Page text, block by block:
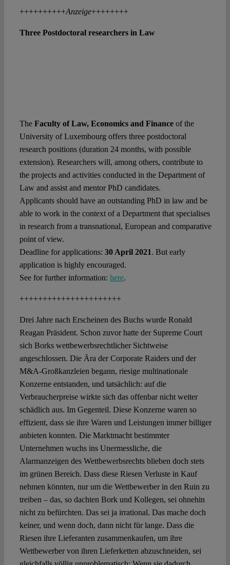
++++++++++Anzeige++++++++
Three Postdoctoral researchers in Law
The Faculty of Law, Economics and Finance of the
University of Luxembourg offers three postdoctoral
research positions (duration 24 months, with possible
extension). Researchers will, among others, contribute to
the projects and activities conducted in the Department of
Law and assist and mentor PhD candidates.
Applicants should have an outstanding PhD in law and be
able to work in the context of a Department that specialises
in research from a transnational, European and comparative
point of view.
Deadline for applications: 30 April 2021. But early
application is highly encouraged.
See for further information: here.
++++++++++++++++++++++
Drei Jahre nach Erscheinen des Buchs wurde Ronald
Reagan Präsident. Schon zuvor hatte der Supreme Court
sich Borks wettbewerbsrechtlicher Sichtweise
angeschlossen. Die Ära der Corporate Raiders und der
M&A-Großkanzleien begann, riesige multinationale
Konzerne entstanden, und tatsächlich: auf die
Verbraucherpreise wirkte sich das offenbar nicht weiter
schädlich aus. Im Gegenteil. Diese Konzerne waren so
effizient, dass sie ihre Waren und Leistungen immer billiger
anbieten konnten. Die Marktmacht bestimmter
Unternehmen wuchs ins Unermessliche, die
Alarmanzeigen des Wettbewerbsrechts blieben doch stets
im grünen Bereich. Dass diese Riesen Verluste in Kauf
nehmen könnten, nur um die Wettbewerber in den Ruin zu
treiben – das, so dachten Bork und Kollegen, sei ohnehin
nicht zu befürchten. Das sei ja irrational. Das mache doch
keiner, und wenn doch, dann nicht für lange. Dass die
Riesen ihre Lieferanten zusammenkaufen, um ihre
Wettbewerber von ihren Lieferketten abzuschneiden, sei